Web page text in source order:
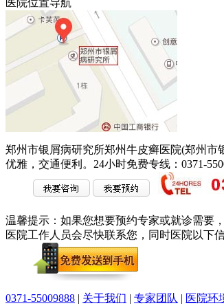
医院位置导航
郑州市银屑病研究所郑州牛皮癣医院(郑州
优雅，交通便利。 24小时免费专线：0371-
温馨提示： 如果您想要预约专家或就诊需要
医院工作人员会尽快联系您，同时医院以下
0371-55009888 | 关于我们 | 专家团队 | 医院环